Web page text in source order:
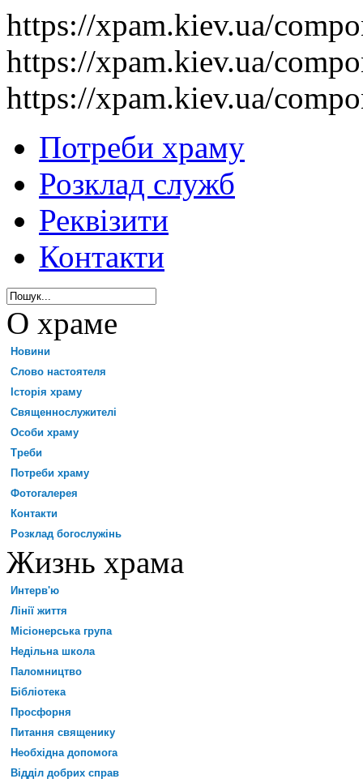
https://xpam.kiev.ua/
https://xpam.kiev.ua/
https://xpam.kiev.ua/
Потреби храму
Розклад служб
Реквізити
Контакти
О храме
Новини
Слово настоятеля
Історія храму
Священнослужителі
Особи храму
Треби
Потреби храму
Фотогалерея
Контакти
Розклад богослужінь
Жизнь храма
Интерв'ю
Лінії життя
Місіонерська група
Недільна школа
Паломництво
Бібліотека
Просфорня
Питання священику
Необхідна допомога
Відділ добрих справ